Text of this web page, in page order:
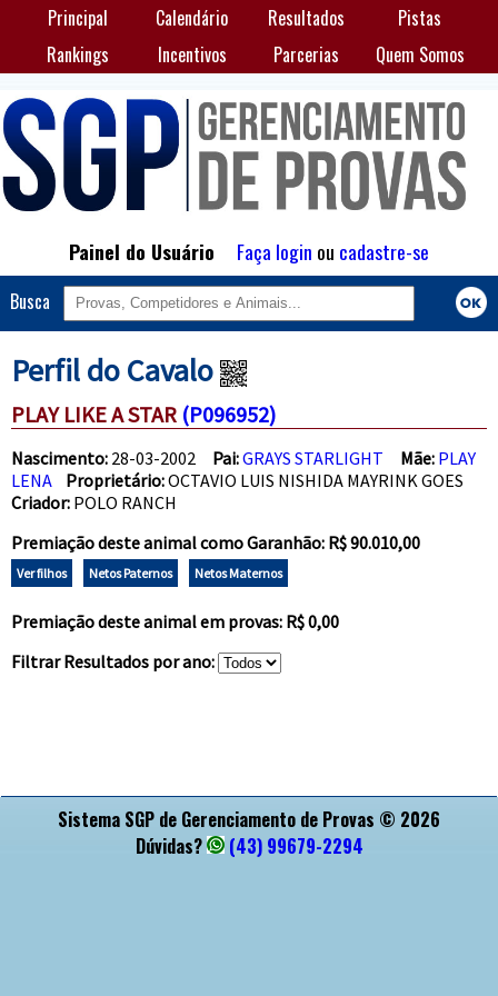
Principal Calendário Resultados
Pistas
Rankings
Incentivos Parcerias Quem Somos
Painel do Usuário Faça login ou cadastre-se
Busca
Perfil do Cavalo
PLAY LIKE A STAR (P096952)
Nascimento: 28-03-2002 Pai:GRAYS STARLIGHT Mãe: PLAY
LENA
Proprietário:OCTAVIO LUIS NISHIDA MAYRINK GOES
Criador: POLO RANCH
Premiação deste animal como Garanhão: R$ 90.010,00
Ver filhos Netos Paternos Netos Maternos
Premiação deste animal em provas: R$ 0,00
Filtrar Resultados por ano:
Sistema SGP de Gerenciamento de Provas © 2026
Dúvidas?
(43) 99679-2294